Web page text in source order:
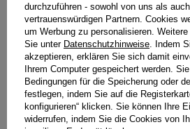
SINEM - SMARAGDGRÜNES
MIT DRAPIERUNG
189,00 €
GRÖSSE
WÄHLEN SIE DIE OPTION
STYLING KAUFEN
durchzuführen - sowohl von uns als
vertrauenswürdigen Partnern. Cookies
um Werbung zu personalisieren.
Sie unter Datenschutzhinweise. Indem
akzeptieren, erklären Sie sich damit
Ihrem Computer gespeichert werden.
Bedingungen für die Speicherung oder
festlegen, indem Sie auf die
konfigurieren“ klicken. Sie können Ihre
widerrufen, indem Sie die Cookies von